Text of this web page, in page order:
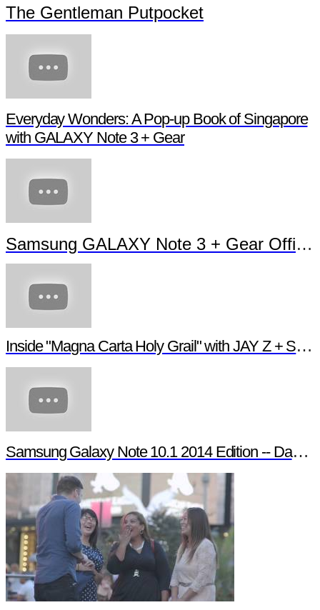
The Gentleman Putpocket
Everyday Wonders: A Pop-up Book of Singapore
with GALAXY Note 3 + Gear
Samsung GALAXY Note 3 + Gear Official TVC
Inside "Magna Carta Holy Grail" with JAY Z + Samsung
Samsung Galaxy Note 10.1 2014 Edition -- Day in the Life